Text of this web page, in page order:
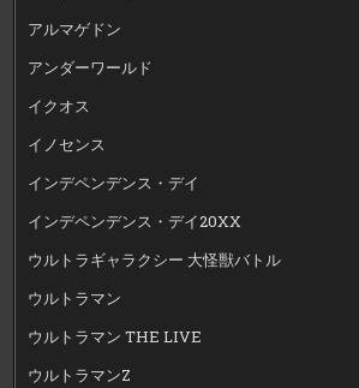
アルマゲドン
アンダーワールド
イクオス
イノセンス
インデペンデンス・デイ
インデペンデンス・デイ20XX
ウルトラギャラクシー 大怪獣バトル
ウルトラマン
ウルトラマン THE LIVE
ウルトラマンZ